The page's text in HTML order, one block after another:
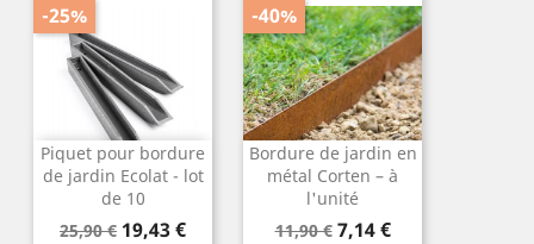
Piquet pour bordure
de jardin Ecolat - lot
de 10
Prix
25,90 € Prix
19,43 €
-25%
Bordure de jardin en
métal Corten – à
l'unité
Prix
11,90 € Prix
7,14 €
-40%